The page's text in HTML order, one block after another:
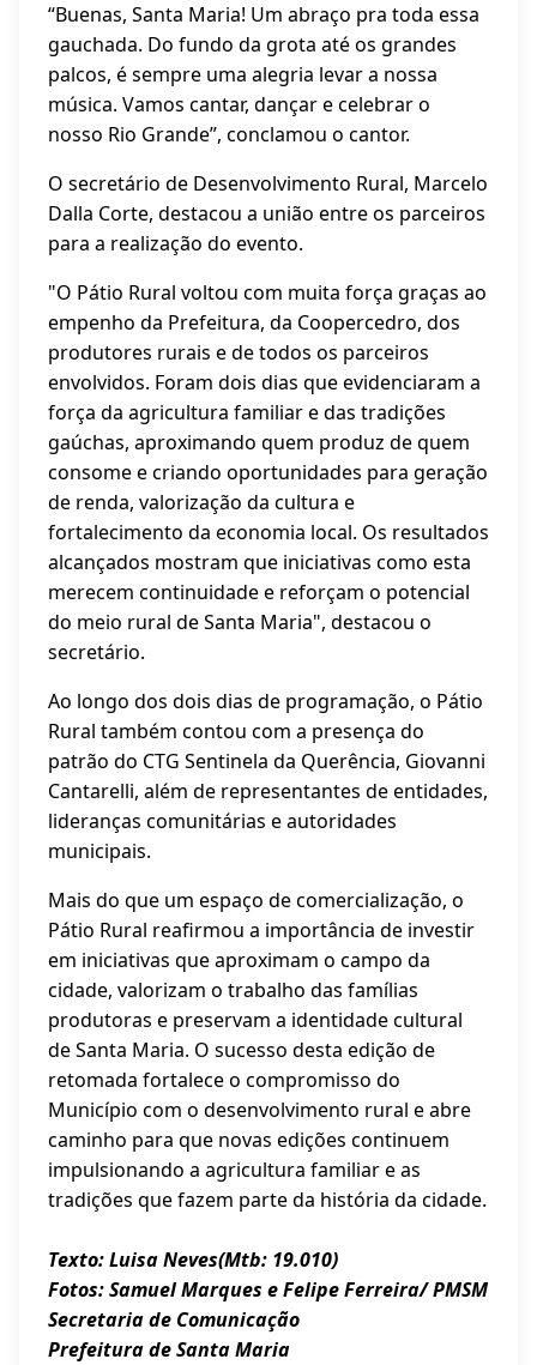
“Buenas, Santa Maria! Um abraço pra toda essa
gauchada. Do fundo da grota até os grandes
palcos, é sempre uma alegria levar a nossa
música. Vamos cantar, dançar e celebrar o
nosso Rio Grande”, conclamou o cantor.
O secretário de Desenvolvimento Rural, Marcelo
Dalla Corte, destacou a união entre os parceiros
para a realização do evento.
"O Pátio Rural voltou com muita força graças ao
empenho da Prefeitura, da Coopercedro, dos
produtores rurais e de todos os parceiros
envolvidos. Foram dois dias que evidenciaram a
força da agricultura familiar e das tradições
gaúchas, aproximando quem produz de quem
consome e criando oportunidades para geração
de renda, valorização da cultura e
fortalecimento da economia local. Os resultados
alcançados mostram que iniciativas como esta
merecem continuidade e reforçam o potencial
do meio rural de Santa Maria", destacou o
secretário.
Ao longo dos dois dias de programação, o Pátio
Rural também contou com a presença do
patrão do CTG Sentinela da Querência, Giovanni
Cantarelli, além de representantes de entidades,
lideranças comunitárias e autoridades
municipais.
Mais do que um espaço de comercialização, o
Pátio Rural reafirmou a importância de investir
em iniciativas que aproximam o campo da
cidade, valorizam o trabalho das famílias
produtoras e preservam a identidade cultural
de Santa Maria. O sucesso desta edição de
retomada fortalece o compromisso do
Município com o desenvolvimento rural e abre
caminho para que novas edições continuem
impulsionando a agricultura familiar e as
tradições que fazem parte da história da cidade.
Texto: Luisa Neves(Mtb: 19.010)
Fotos: Samuel Marques e Felipe Ferreira/ PMSM
Secretaria de Comunicação
Prefeitura de Santa Maria